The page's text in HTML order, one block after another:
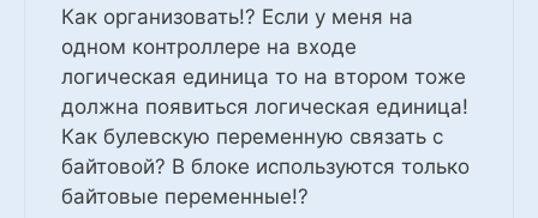
Как организовать!? Если у меня на
одном контроллере на входе
логическая единица то на втором тоже
должна появиться логическая единица!
Как булевскую переменную связать с
байтовой? В блоке используются только
байтовые переменные!?